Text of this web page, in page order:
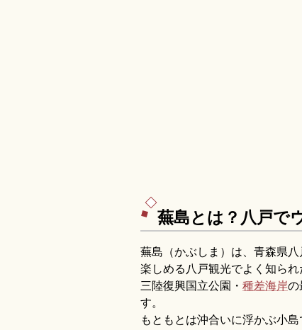
蕪島とは？八戸で
蕪島（かぶしま）は、青森県
楽しめる八戸観光でよく知られ
三陸復興国立公園・ 種差海岸の
す。
もともとは沖合いに浮かぶ小